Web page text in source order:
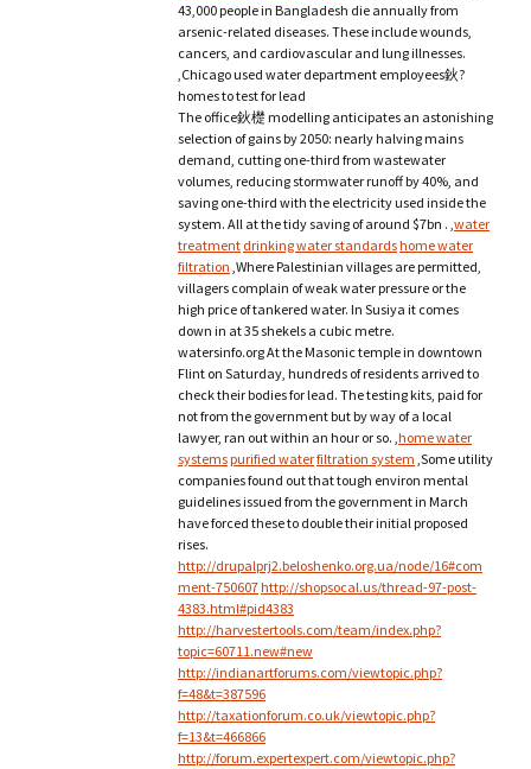
43,000 people in Bangladesh die annually from
arsenic-related diseases. These include wounds,
cancers, and cardiovascular and lung illnesses.
,Chicago used water department employees鈥?
homes to test for lead
The office鈥檚 modelling anticipates an astonishing
selection of gains by 2050: nearly halving mains
demand, cutting one-third from wastewater
volumes, reducing stormwater runoff by 40%, and
saving one-third with the electricity used inside the
system. All at the tidy saving of around $7bn . ,water
treatment drinking water standardshome water
filtration ,Where Palestinian villages are permitted,
villagers complain of weak water pressure or the
high price of tankered water. In Susiya it comes
down in at 35 shekels a cubic metre.
watersinfo.org At the Masonic temple in downtown
Flint on Saturday, hundreds of residents arrived to
check their bodies for lead. The testing kits, paid for
not from the government but by way of a local
lawyer, ran out within an hour or so. ,home water
systemspurified waterfiltration system ,Some utility
companies found out that tough environ mental
guidelines issued from the government in March
have forced these to double their initial proposed
rises.
http://drupalprj2.beloshenko.org.ua/node/16#com
ment-750607http://shopsocal.us/thread-97-post-
4383.html#pid4383
http://harvestertools.com/team/index.php?
topic=60711.new#new
http://indianartforums.com/viewtopic.php?
f=48&t=387596
http://taxationforum.co.uk/viewtopic.php?
f=13&t=466866
http://forum.expertexpert.com/viewtopic.php?